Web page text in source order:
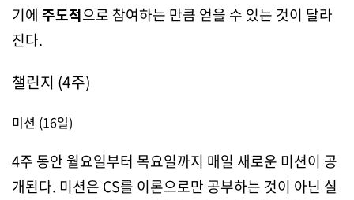
기에 주도적으로 참여하는 만큼 얻을 수 있는 것이 달라
진다.
챌린지 (4주)
미션 (16일)
4주 동안 월요일부터 목요일까지 매일 새로운 미션이 공
개된다. 미션은 CS를 이론으로만 공부하는 것이 아닌 실